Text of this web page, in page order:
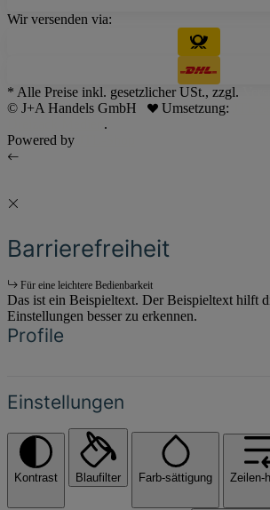
Wir versenden via:
* Alle Preise inkl. gesetzlicher USt., zzgl.
© J+A Handels GmbH
Umsetzung:
.
Powered by
Barrierefreiheit
Für eine leichtere Bedienbarkeit
Das ist ein Beispieltext. Der Beispieltext hilft
Einstellungen besser zu erkennen.
Profile
Einstellungen
Kontrast Blaufilter Farb-sättigung Zeilen-